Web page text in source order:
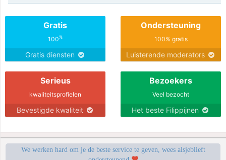
Gratis
100%
Gratis diensten
Ondersteuning
100% gratis
Luisterende moderators
Serieus
kwaliteitsprofielen
Bevestigde kwaliteit
Bezoekers
Veel bezocht
Het beste Filippijnen
We werken hard om je de beste service te geven, wees alsjeblieft